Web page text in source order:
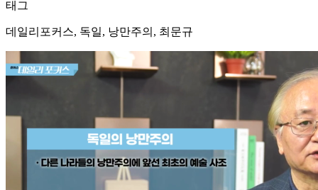
태그
데일리포커스, 독일, 낭만주의, 최문규